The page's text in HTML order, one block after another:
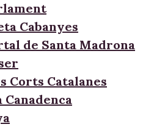
Cabanyes
de Santa Madrona
Corts Catalanes
Canadenca